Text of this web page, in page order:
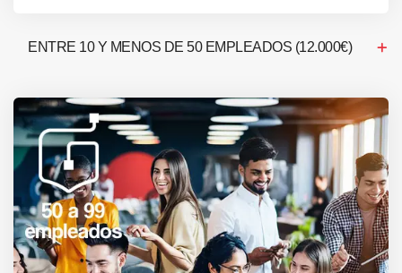
ENTRE 10 Y MENOS DE 50 EMPLEADOS (12.000€)